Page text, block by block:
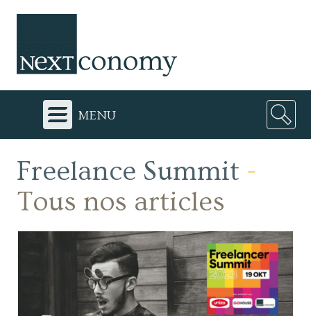
menu
Freelance Summit -
Tous nos articles